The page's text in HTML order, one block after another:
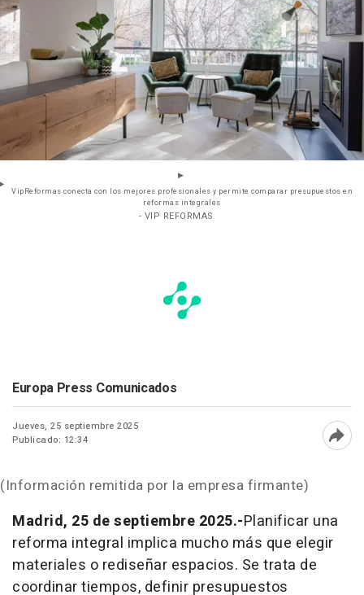
VipReformas conecta con los mejores profesionales y permite comparar presupuestos en
reformas integrales
- VIP REFORMAS
Europa Press Comunicados
Jueves, 25 septiembre 2025
Publicado: 12:34
(Información remitida por la empresa firmante)
Madrid, 25 de septiembre 2025.-Planificar una
reforma integral implica mucho más que elegir
materiales o rediseñar espacios. Se trata de
coordinar tiempos, definir presupuestos